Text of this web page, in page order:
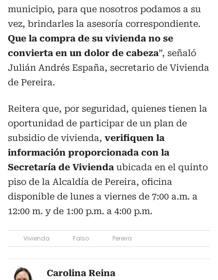
municipio, para que nosotros podamos a su
vez, brindarles la asesoría correspondiente.
Que la compra de su vivienda no se
convierta en un dolor de cabeza”, señaló
Julián Andrés España, secretario de Vivienda
de Pereira.
Reitera que, por seguridad, quienes tienen la
oportunidad de participar de un plan de
subsidio de vivienda, verifiquen la
información proporcionada con la
Secretaría de Vivienda ubicada en el quinto
piso de la Alcaldía de Pereira, oficina
disponible de lunes a viernes de 7:00 a.m. a
12:00 m. y de 1:00 p.m. a 4:00 p.m.
Vivienda Falso Pereira
Carolina Reina